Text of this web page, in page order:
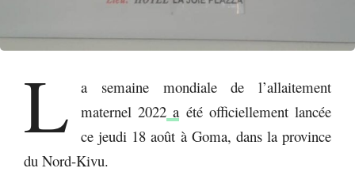
L
a semaine mondiale de l’allaitement
maternel 2022 a été officiellement lancée
ce jeudi 18 août à Goma, dans la province
du Nord-Kivu.